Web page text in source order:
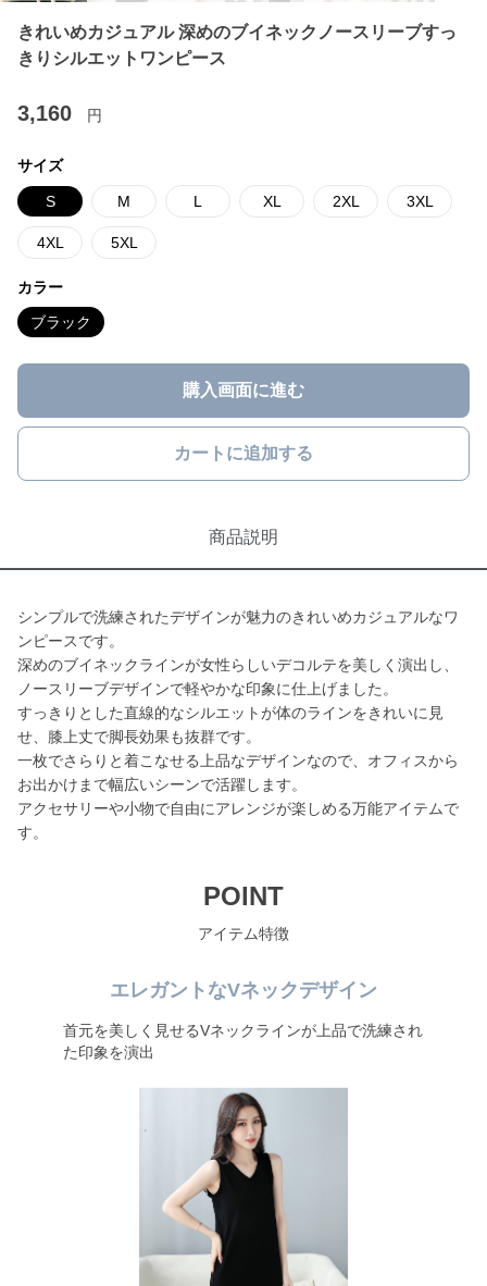
きれいめカジュアル 深めのブイネックノースリーブすっ
きりシルエットワンピース
3,160 円
サイズ
S M L XL 2XL 3XL
4XL 5XL
カラー
ブラック
購入画面に進む
カートに追加する
商品説明
シンプルで洗練されたデザインが魅力のきれいめカジュアルなワ
ンピースです。
深めのブイネックラインが女性らしいデコルテを美しく演出し、
ノースリーブデザインで軽やかな印象に仕上げました。
すっきりとした直線的なシルエットが体のラインをきれいに見
せ、膝上丈で脚長効果も抜群です。
一枚でさらりと着こなせる上品なデザインなので、オフィスから
お出かけまで幅広いシーンで活躍します。
アクセサリーや小物で自由にアレンジが楽しめる万能アイテムで
す。
POINT
アイテム特徴
エレガントなVネックデザイン
首元を美しく見せるVネックラインが上品で洗練され
た印象を演出